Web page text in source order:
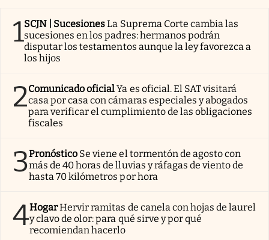
1SCJN | SucesionesLa Suprema Corte cambia las
sucesiones en los padres: hermanos podrán
disputar los testamentos aunque la ley favorezca a
los hijos
2Comunicado oficialYa es oficial. El SAT visitará
casa por casa con cámaras especiales y abogados
para verificar el cumplimiento de las obligaciones
fiscales
3Pronóstico Se viene el tormentón de agosto con
más de 40 horas de lluvias y ráfagas de viento de
hasta 70 kilómetros por hora
4HogarHervir ramitas de canela con hojas de laurel
y clavo de olor: para qué sirve y por qué
recomiendan hacerlo